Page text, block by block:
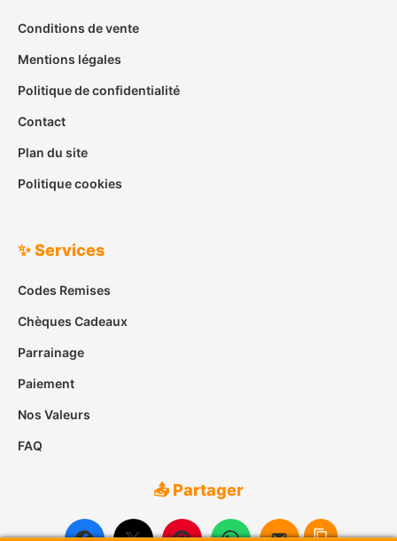
Conditions de vente
Mentions légales
Politique de confidentialité
Contact
Plan du site
Politique cookies
✨ Services
Codes Remises
Chèques Cadeaux
Parrainage
Paiement
Nos Valeurs
FAQ
📤 Partager